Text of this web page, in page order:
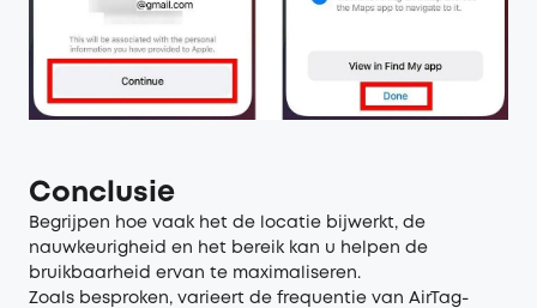
Conclusie
Begrijpen hoe vaak het de locatie bijwerkt, de
nauwkeurigheid en het bereik kan u helpen de
bruikbaarheid ervan te maximaliseren.
Zoals besproken, varieert de frequentie van AirTag-